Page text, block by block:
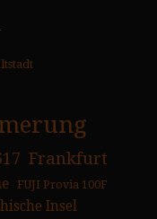
Frankfurt
FUJI Provia 100F
Insel